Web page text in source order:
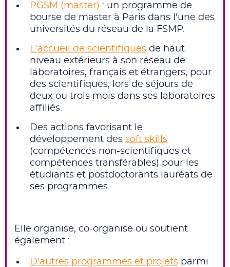
PGSM (master) : un programme de
bourse de master à Paris dans l'une des
universités du réseau de la FSMP.
L'accueil de scientifiques de haut
niveau extérieurs à son réseau de
laboratoires, français et étrangers, pour
des scientifiques, lors de séjours de
deux ou trois mois dans ses laboratoires
affiliés.
Des actions favorisant le
développement des soft skills
(compétences non-scientifiques et
compétences transférables) pour les
étudiants et postdoctorants lauréats de
ses programmes.
Elle organise, co-organise ou soutient
également :
D'autres programmes et projets parmi